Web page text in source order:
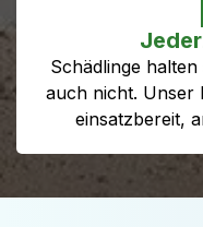
Schädlinge
auch nicht. Unser
einsatzbereit,